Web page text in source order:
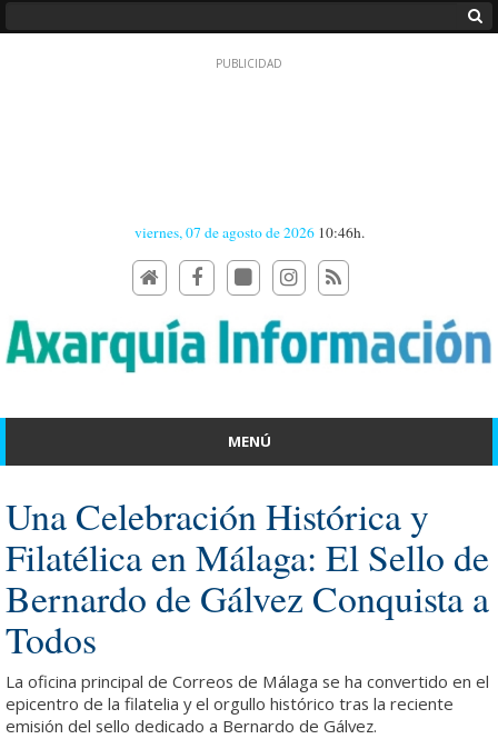
viernes, 07 de agosto de 2026 10:46h.
MENÚ
Una Celebración Histórica y
Filatélica en Málaga: El Sello de
Bernardo de Gálvez Conquista a
Todos
La oficina principal de Correos de Málaga se ha convertido en el
epicentro de la filatelia y el orgullo histórico tras la reciente
emisión del sello dedicado a Bernardo de Gálvez.